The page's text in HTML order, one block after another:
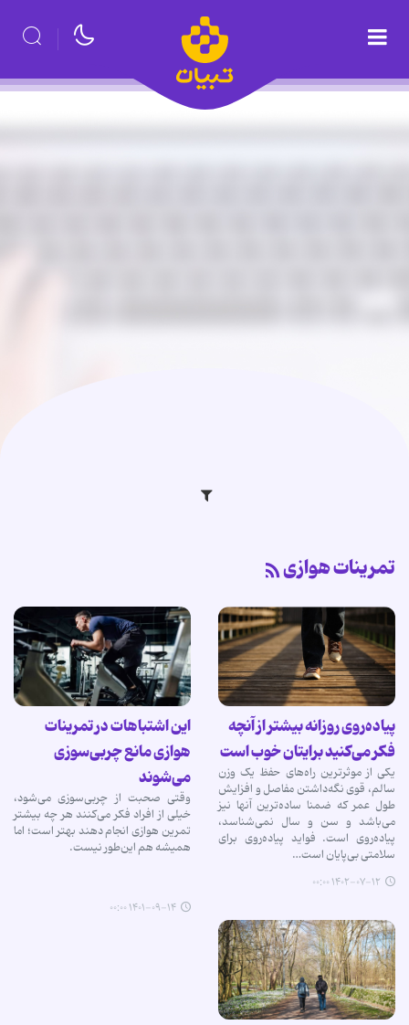
تمرینات هوازی
پیاده‌روی روزانه بیشتر از آنچه
فکر می‌کنید برایتان خوب است
یکی از موثرترین راه‌های حفظ یک وزن
سالم، قوی نگه‌داشتن مفاصل و افزایش
طول عمر که ضمنا ساده‌ترین آنها نیز
می‌باشد و سن و سال نمی‌شناسد،
پیاده‌روی است. فواید پیاده‌روی برای
سلامتی بی‌پایان است…
۱۴۰۲-۰۷-۱۲ ۰۰:۰۰
این اشتباهات در تمرینات
هوازی مانع چربی‌سوزی
می‌شوند
وقتی صحبت از چربی‌سوزی می‌شود،
خیلی از افراد فکر می‌کنند هر چه بیشتر
تمرین هوازی انجام دهند بهتر است؛ اما
همیشه هم این‌طور نیست.
۱۴۰۱-۰۹-۱۴ ۰۰:۰۰